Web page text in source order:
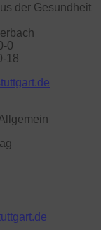
der Gesundheit
0
18